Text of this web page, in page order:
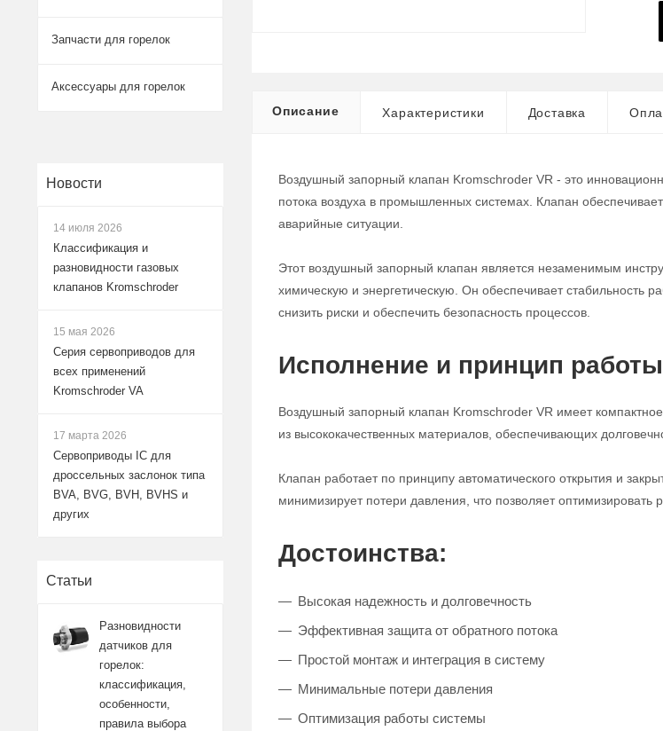
Описание Характеристики Доставка
Воздушный запорный клапан Kromschroder VR - это
потока воздуха в промышленных системах. Клапан
аварийные ситуации.
Этот воздушный запорный клапан является незаменимым
химическую и энергетическую. Он обеспечивает стабильность
снизить риски и обеспечить безопасность процессов.
Исполнение и принцип
Воздушный запорный клапан Kromschroder VR имеет
из высококачественных материалов, обеспечивающих
Клапан работает по принципу автоматического открытия и
минимизирует потери давления, что позволяет оптимизировать
Достоинства:
Высокая надежность и долговечность
Эффективная защита от обратного потока
Простой монтаж и интеграция в систему
Минимальные потери давления
Оптимизация работы системы
Запчасти для горелок
Аксессуары для горелок
Новости
14 июля 2026
Классификация и
разновидности газовых
клапанов Kromschroder
15 мая 2026
Серия сервоприводов для
всех применений
Kromschroder VA
17 марта 2026
Сервоприводы IC для
дроссельных заслонок типа
BVA, BVG, BVH, BVHS и
других
Статьи
Разновидности
датчиков для
горелок:
классификация,
особенности,
правила выбора